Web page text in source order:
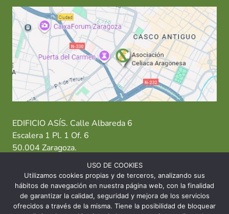
EDIFICIO ASÍS. Calle Albareda 6
Escalera 1 Pl. 1 Of. 6
50.004 Zaragoza.
T: 976 484 949 M: 635 638 563
Sede Zaragoza·Sede Huesca· Sede Teruel
USO DE COOKIES
Utilizamos cookies propias y de terceros, analizando sus
hábitos de navegación en nuestra página web, con la finalidad
de garantizar la calidad, seguridad y mejora de los servicios
ofrecidos a través de la misma. Tiene la posibilidad de bloquear